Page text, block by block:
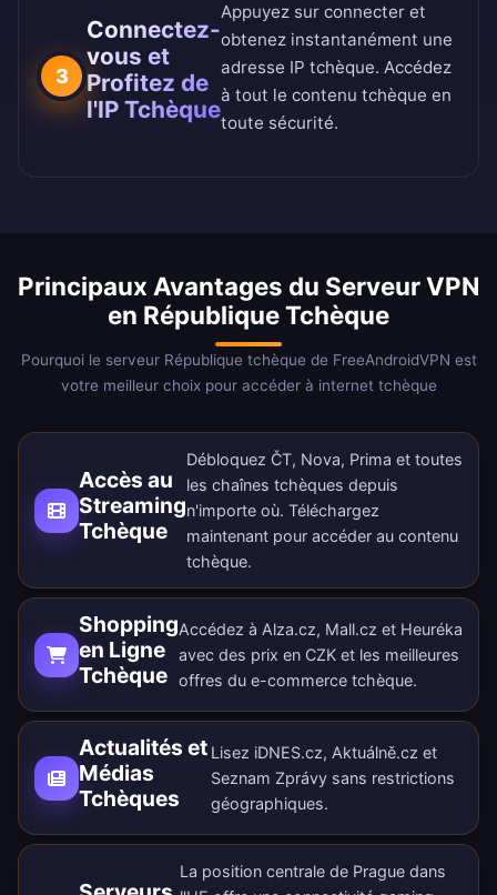
3
Connectez-
vous et
Profitez de
l'IP Tchèque
Appuyez sur connecter et
obtenez instantanément une
adresse IP tchèque. Accédez
à tout le contenu tchèque en
toute sécurité.
Principaux Avantages du Serveur VPN
en République Tchèque
Pourquoi le serveur République tchèque de FreeAndroidVPN est
votre meilleur choix pour accéder à internet tchèque
Accès au
Streaming
Tchèque
Débloquez ČT, Nova, Prima et toutes
les chaînes tchèques depuis
n'importe où. Téléchargez
maintenant pour accéder au contenu
tchèque.
Shopping
en Ligne
Tchèque
Accédez à Alza.cz, Mall.cz et Heuréka
avec des prix en CZK et les meilleures
offres du e-commerce tchèque.
Actualités et
Médias
Tchèques
Lisez iDNES.cz, Aktuálně.cz et
Seznam Zprávy sans restrictions
géographiques.
La position centrale de Prague dans